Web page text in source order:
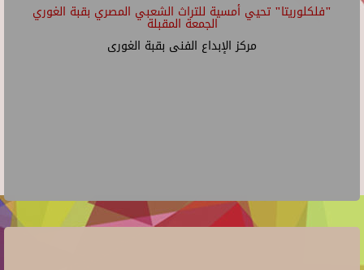
"فلكلوريتا" تحيي أمسية للتراث الشعبي المصري بقبة الغوري
الجمعة المقبلة
مركز الإبداع الفنى بقبة الغورى